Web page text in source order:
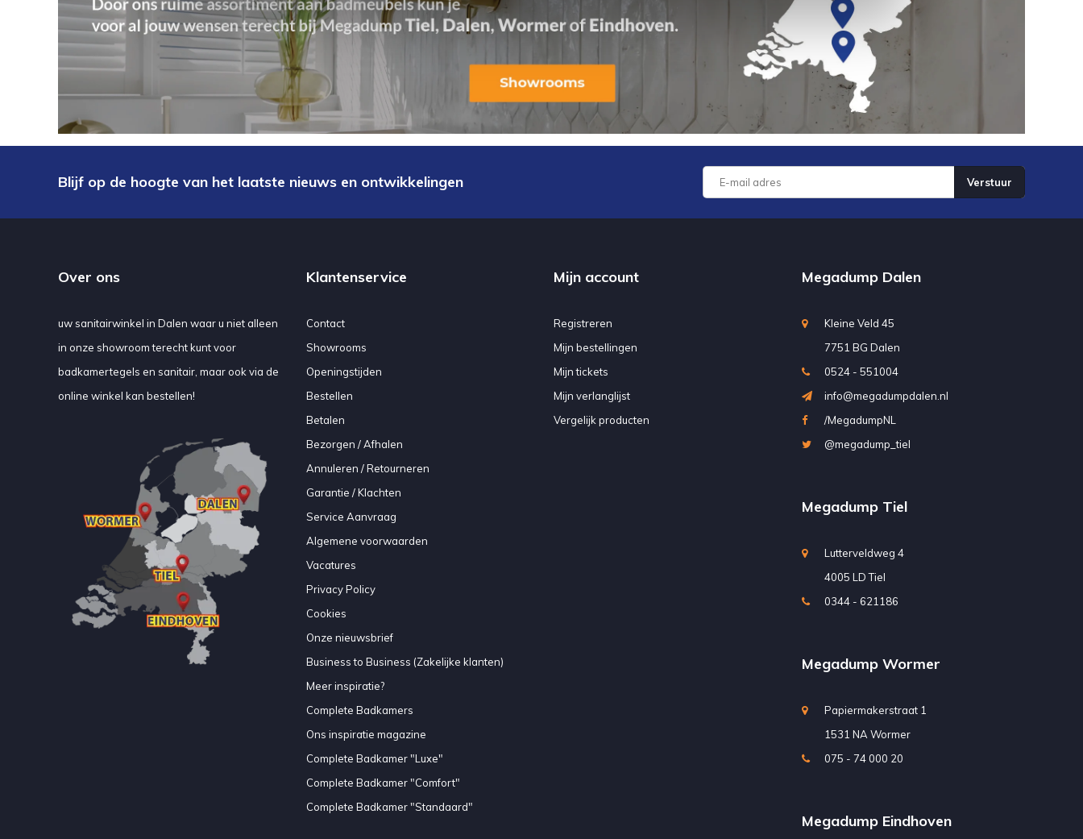
Blijf op de hoogte van het laatste nieuws en ontwikkelingen Verstuur
Over ons
uw sanitairwinkel in Dalen waar u niet alleen
in onze showroom terecht kunt voor
badkamertegels en sanitair, maar ook via de
online winkel kan bestellen!
Klantenservice
Contact
Showrooms
Openingstijden
Bestellen
Betalen
Bezorgen / Afhalen
Annuleren / Retourneren
Garantie / Klachten
Service Aanvraag
Algemene voorwaarden
Vacatures
Privacy Policy
Cookies
Onze nieuwsbrief
Business to Business (Zakelijke klanten)
Meer inspiratie?
Complete Badkamers
Ons inspiratie magazine
Complete Badkamer "Luxe"
Complete Badkamer "Comfort"
Complete Badkamer "Standaard"
Mijn account
Registreren
Mijn bestellingen
Mijn tickets
Mijn verlanglijst
Vergelijk producten
Megadump Dalen
Kleine Veld 45
7751 BG Dalen
0524 - 551004
info@megadumpdalen.nl
/MegadumpNL
@megadump_tiel
Megadump Tiel
Lutterveldweg 4
4005 LD Tiel
0344 - 621186
Megadump Wormer
Papiermakerstraat 1
1531 NA Wormer
075 - 74 000 20
Megadump Eindhoven